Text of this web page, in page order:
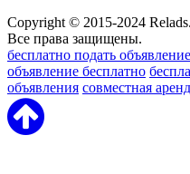
Copyright © 2015-2024
Все права защищены.
бесплатно подать объявление
объявление бесплатно
объявления совместная